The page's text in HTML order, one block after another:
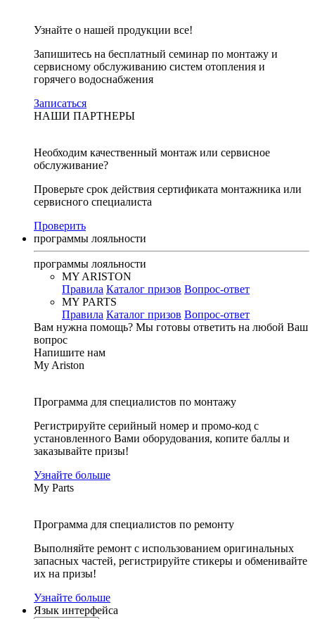
Узнайте о нашей продукции все!
Запишитесь на бесплатный семинар по монтажу и
сервисному обслуживанию систем отопления и
горячего водоснабжения
Записаться
НАШИ ПАРТНЕРЫ
Необходим качественный монтаж или сервисное
обслуживание?
Проверьте срок действия сертификата монтажника или
сервисного специалиста
Проверить
программы лояльности
программы лояльности
MY ARISTON
Правила Каталог призов Вопрос-ответ
MY PARTS
Правила Каталог призов Вопрос-ответ
Вам нужна помощь? Мы готовы ответить на любой Ваш
вопрос
Напишите нам
My Ariston
Программа для специалистов по монтажу
Регистрируйте серийный номер и промо-код с
установленного Вами оборудования, копите баллы и
заказывайте призы!
Узнайте больше
My Parts
Программа для специалистов по ремонту
Выполняйте ремонт с использованием оригинальных
запасных частей, регистрируйте стикеры и обменивайте
их на призы!
Узнайте больше
Язык интерфейса